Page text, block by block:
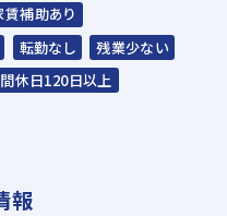
ます。
賃補助あり
転勤なし
残業少ない
休日120日以上
報